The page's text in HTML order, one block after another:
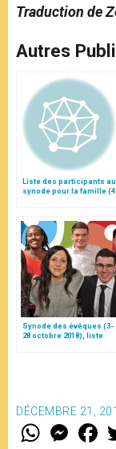
Traduction de
Autres
Liste des participants au
synode pour la famille
Synode des évêques (3-
28 octobre 2018), liste
DÉCEMBRE 21,
W M
e
F
a